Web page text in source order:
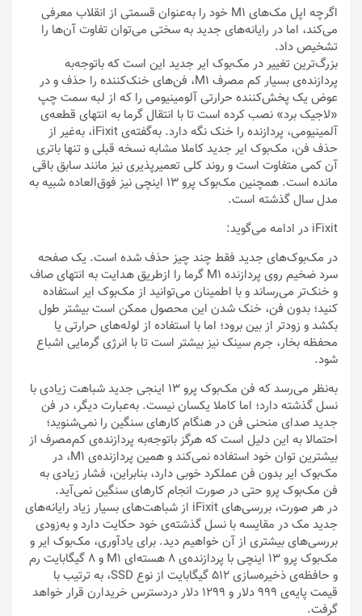
شوند
شوند
اگرچه اپل مک‌های M1 خود را به‌عنوان قسمتی از انقلاب معرفی
می‌کند، اما در رایانه‌های جدید به سختی می‌توان تفاوت آن‌ها را
تشخیص داد.
بزرگ‌ترین تغییر در مک‌بوک ایر جدید این است که باتوجه‌به
پردازنده‌ی بسیار کم مصرف M1، فن‌های خنک‌کننده را حذف و در
عوض یک پخش‌کننده حرارتی آلومینیومی را که از لبه سمت چپ
«لاجیک برد» نصب کرده است تا با انتقال گرما به انتهای قطعه‌ی
آلمینیومی، پردازنده را خنک نگه دارد. به‌گفته‌ی iFixit، به‌غیر از
حذف فن، مک‌بوک ایر جدید کاملا مشابه نسخه قبلی و تنها باتری
آن کمی متفاوت است و روند کلی تعمیرپذیری نیز مانند سابق باقی
مانده است. همچنین مک‌بوک پرو ۱۳ اینچی نیز فوق‌العاده شبیه به
مدل سال گذشته است.
iFixit در ادامه می‌گوید:
در مک‌بوک‌های جدید فقط چند چیز حذف شده است. یک صفحه
سرد ضخیم روی پردازنده M1 گرما را ازطریق هدایت به انتهای صاف
و خنک‌تر می‌رساند و با اطمینان می‌توانید از مک‌بوک ایر استفاده
کنید؛ بدون فن، خنک شدن این محصول ممکن است بیشتر طول
بکشد و زودتر از بین برود؛ اما با استفاده از لوله‌های حرارتی یا
محفظه بخار، جرم سینک نیز بیشتر است تا با انرژی گرمایی اشباع
شود.
به‌نظر می‌رسد که فن مک‌بوک پرو ۱۳ اینجی جدید شباهت زیادی با
نسل گذشته دارد؛ اما کاملا یکسان نیست. به‌عبارت‌ دیگر، در فن
جدید صدای منحنی فن در هنگام کارهای سنگین را نمی‌شنوید؛
احتمالا به این دلیل است که هرگز باتوجه‌به پردازنده‌ی کم‌مصرف از
بیشترین توان خود استفاده نمی‌کند و همین پردازنده‌ی M1، در
مک‌بوک ایر بدون فن عملکرد خوبی دارد، بنابراین، فشار زیادی به
فن مک‌بوک پرو حتی در صورت انجام کارهای سنگین نمی‌آید.
در هر صورت، بررسی‌های iFixit از شباهت‌های بسیار زیاد رایانه‌های
جدید مک در مقایسه با نسل گذشته‌ی خود حکایت دارد و به‌زودی
بررسی‌های بیشتری از آن خواهیم دید. برای یادآوری، مک‌بوک ایر و
مک‌بوک پرو ۱۳ اینچی با پردازنده‌ی ۸ هسته‌ای M1 و ۸ گیگابایت رم
و حافظه‌ی ذخیره‌سازی ۵۱۲ گیگابایت از نوع SSD، به ترتیب با
قیمت پایه‌ی ۹۹۹ دلار و ۱۲۹۹ دلار دردسترس خریدارن قرار خواهد
گرفت.